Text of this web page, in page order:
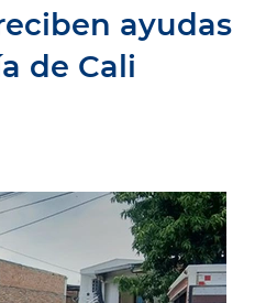
ayudas
de Cali